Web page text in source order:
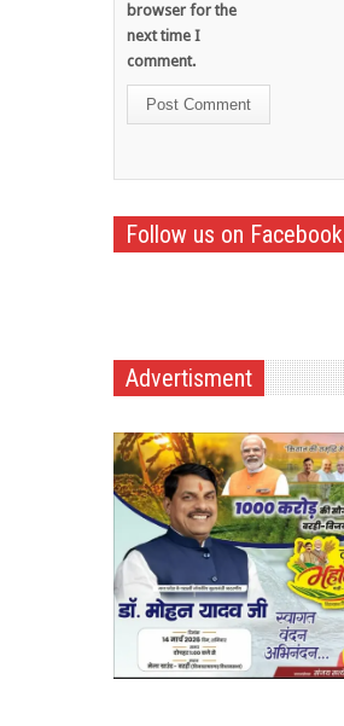
browser for the
next time I
comment.
Follow us on Facebook
Advertisment